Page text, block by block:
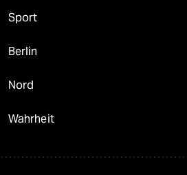
Sport
Berlin
Nord
Wahrheit